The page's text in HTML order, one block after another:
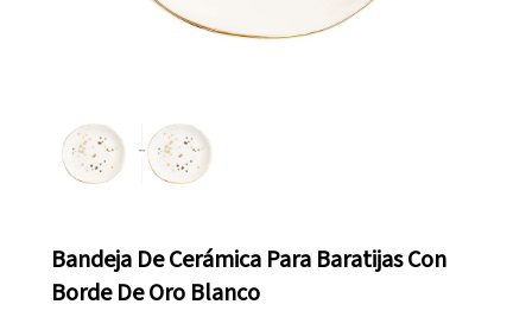
Bandeja De Cerámica Para Baratijas Con
Borde De Oro Blanco